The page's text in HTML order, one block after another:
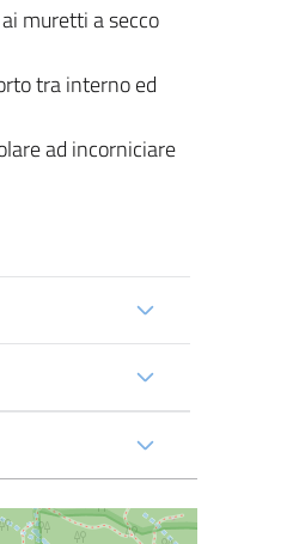
muretti a secco
tra interno ed
ad incorniciare